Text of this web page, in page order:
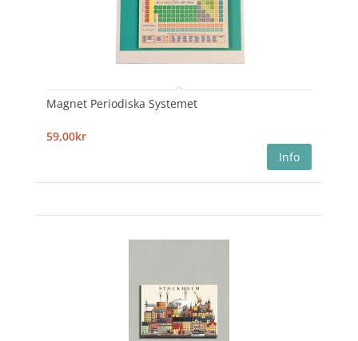
Magnet Periodiska Systemet
59,00kr